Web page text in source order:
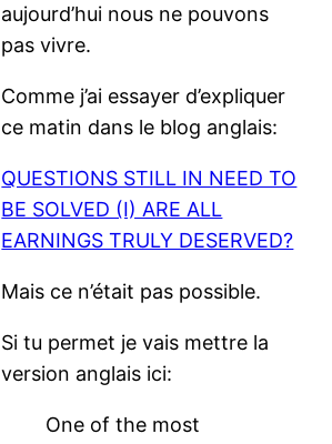
aujourd’hui nous ne pouvons
pas vivre.
Comme j’ai essayer d’expliquer
ce matin dans le blog anglais:
QUESTIONS STILL IN NEED TO
BE SOLVED (I) ARE ALL
EARNINGS TRULY DESERVED?
Mais ce n’était pas possible.
Si tu permet je vais mettre la
version anglais ici:
One of the most